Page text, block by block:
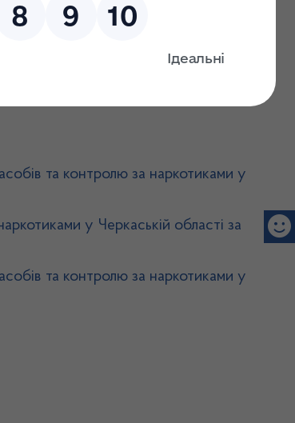
та контролю за наркотиками у
у Черкаській області за
та контролю за наркотиками у